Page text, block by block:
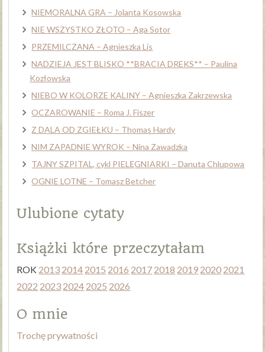
NIEMORALNA GRA – Jolanta Kosowska
NIE WSZYSTKO ZŁOTO – Aga Sotor
PRZEMILCZANA – Agnieszka Lis
NADZIEJA JEST BLISKO **BRACIA DREKS** – Paulina
Kozłowska
NIEBO W KOLORZE KALINY – Agnieszka Zakrzewska
OCZAROWANIE – Roma J. Fiszer
Z DALA OD ZGIEŁKU – Thomas Hardy
NIM ZAPADNIE WYROK – Nina Zawadzka
TAJNY SZPITAL, cykl PIELĘGNIARKI – Danuta Chlupowa
OGNIE LOTNE – Tomasz Betcher
Ulubione cytaty
Książki które przeczytałam
ROK 2013 2014 2015 2016 2017 2018 2019 2020 2021
2022 2023 2024 2025 2026
O mnie
Trochę prywatności